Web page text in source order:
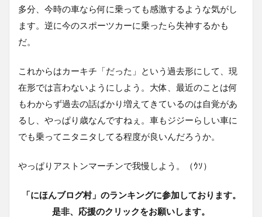
多分、今時の車なら何に乗っても感激するような気がし
ます。逆に今のスポーツカーに乗ったら失神するかも
だ。
これからはカーキチ「だった」という過去形にして、現
在形では言わないようにしよう。大体、最近のことは何
もわからず過去の話ばかり増えてきているのは自覚があ
るし、やっぱり歳なんですねぇ。車もジジーらしい車に
でも乗ってニタニタしてる程度が良いんだろうか。
やっぱりアストンマーチンで我慢しよう。（ｳｿ）
「にほんブログ村」のランキングに参加しております。
是非、応援のクリックをお願いします。